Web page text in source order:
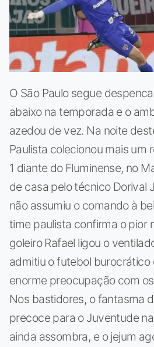
O São Paulo segue
abaixo na temporada e o
azedou de vez. Na noite
Paulista colecionou mais um
1 diante do Fluminense, no
de casa pelo técnico Dorival
não assumiu o comando à
time paulista confirma o pior
goleiro Rafael ligou o
admitiu o futebol burocrático
enorme preocupação com
Nos bastidores, o fantasma
precoce para o Juventude
ainda assombra, e o jejum